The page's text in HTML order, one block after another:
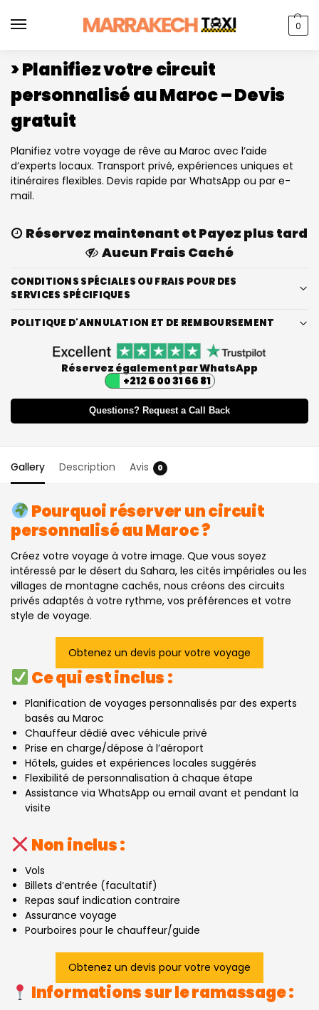
0
> Planifiez votre circuit
personnalisé au Maroc – Devis
gratuit
Planifiez votre voyage de rêve au Maroc avec l’aide
d’experts locaux. Transport privé, expériences uniques et
itinéraires flexibles. Devis rapide par WhatsApp ou par e-
mail.
Réservez maintenant et Payez plus tard
Aucun Frais Caché
CONDITIONS SPÉCIALES OU FRAIS POUR DES
SERVICES SPÉCIFIQUES
POLITIQUE D'ANNULATION ET DE REMBOURSEMENT
Réservez également par WhatsApp
+212 6 00 31 66 81
Questions? Request a Call Back
Gallery Description Avis 0
Pourquoi réserver un circuit
personnalisé au Maroc ?
Créez votre voyage à votre image. Que vous soyez
intéressé par le désert du Sahara, les cités impériales ou les
villages de montagne cachés, nous créons des circuits
privés adaptés à votre rythme, vos préférences et votre
style de voyage.
Obtenez un devis pour votre voyage
Ce qui est inclus :
Planification de voyages personnalisés par des experts
basés au Maroc
Chauffeur dédié avec véhicule privé
Prise en charge/dépose à l’aéroport
Hôtels, guides et expériences locales suggérés
Flexibilité de personnalisation à chaque étape
Assistance via WhatsApp ou email avant et pendant la
visite
Non inclus :
Vols
Billets d’entrée (facultatif)
Repas sauf indication contraire
Assurance voyage
Pourboires pour le chauffeur/guide
Obtenez un devis pour votre voyage
Informations sur le ramassage :